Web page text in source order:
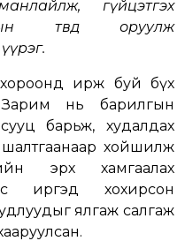
гүйцэтгэх
төвд оруулж
ирж буй бүх
нь барилгын
барьж, худалдах
хойшилж
эрх хамгаалах
иргэд хохирсон
ялгаж салгаж